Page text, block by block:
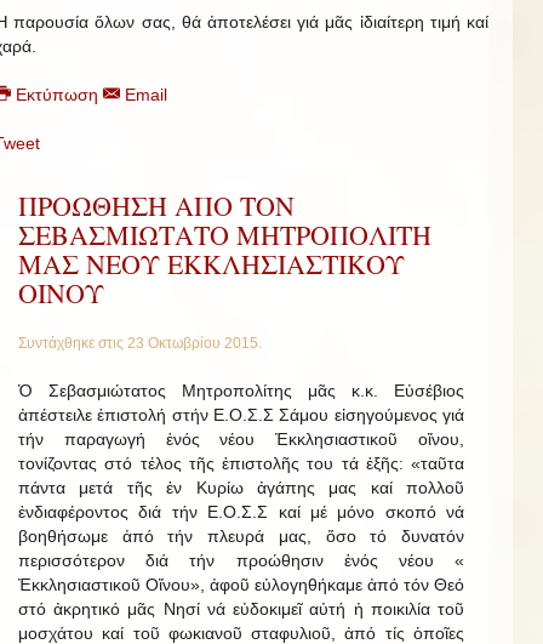
παρουσία ὅλων σας, θά ἀποτελέσει γιά μᾶς ἰδιαίτερη τιμή καί
Εκτύπωση Email
ΠΡΟΩΘΗΣΗ ΑΠΟ ΤΟΝ
ΣΕΒΑΣΜΙΩΤΑΤΟ ΜΗΤΡΟΠΟΛΙΤΗ
ΜΑΣ ΝΕΟΥ ΕΚΚΛΗΣΙΑΣΤΙΚΟΥ
ΟΙΝΟΥ
Συντάχθηκε στις 23 Οκτωβρίου 2015.
Ὁ Σεβασμιώτατος Μητροπολίτης μᾶς κ.κ. Εὐσέβιος
ἀπέστειλε ἐπιστολή στήν Ε.Ο.Σ.Σ Σάμου εἰσηγούμενος γιά
τήν παραγωγή ἑνός νέου Ἐκκλησιαστικοῦ οἴνου,
τονίζοντας στό τέλος τῆς ἐπιστολῆς του τά ἑξῆς: «ταῦτα
πάντα μετά τῆς ἐν Κυρίω ἀγάπης μας καί πολλοῦ
ἐνδιαφέροντος διά τήν Ε.Ο.Σ.Σ καί μέ μόνο σκοπό νά
βοηθήσωμε ἀπό τήν πλευρά μας, ὅσο τό δυνατόν
περισσότερον διά τήν προώθησιν ἑνός νέου «
Ἐκκλησιαστικοῦ Οἴνου», ἀφοῦ εὐλογηθήκαμε ἀπό τόν Θεό
στό ἀκρητικό μᾶς Νησί νά εὐδοκιμεῖ αὐτή ἡ ποικιλία τοῦ
μοσχάτου καί τοῦ φωκιανοῦ σταφυλιοῦ, ἀπό τίς ὁποῖες